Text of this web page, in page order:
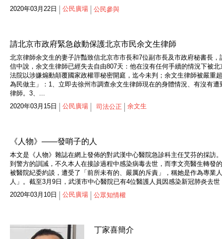
2020年03月22日
公民廣場 公民參與
請北京市政府緊急啟動保護北京市民余文生律師
北京律師余文生的妻子許豔致信北京市市長和7位副市長及市政府秘書長
信中說，余文生律師已經失去自由807天：他在沒有任何手續的情況下被
法院以涉嫌煽動顛覆國家政權罪秘密開庭，迄今未判；余文生律師被嚴
為民做主」：1、立即去徐州市調查余文生律師現在的身體情況、有沒有
律師。3、...
2020年03月15日
公民廣場 司法公正 余文生
《人物》——發哨子的人
本文是《人物》雜誌在網上發佈的對武漢中心醫院急診科主任艾芬的採
到警方的訓誡，不久本人在接診過程中感染病毒去世，而李文亮醫生轉
被醫院紀委約談，遭受了「前所未有的、嚴厲的斥責」，稱她是作為專
人」。截至3月9日，武漢市中心醫院已有4位醫護人員因感染新冠肺炎去
2020年03月10日
公民廣場 公眾知​​情權
丁家喜簡介